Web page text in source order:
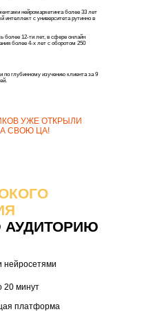
УЖЕ ОТКРЫЛИ
СВОЮ ЦА!
нейромаркетинга более 33 лет
интеллект с университета рутинно в
более 12-ти лет, в сфере онлайн
более 4-х лет с оборотом 250
по глубинному изучению клиента за 9
АУДИТОРИЮ
нейросетями
20 минут
платформа